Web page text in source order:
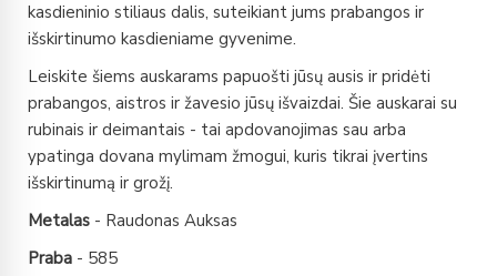
kasdieninio stiliaus dalis, suteikiant jums prabangos ir
išskirtinumo kasdieniame gyvenime.
Leiskite šiems auskarams papuošti jūsų ausis ir pridėti
prabangos, aistros ir žavesio jūsų išvaizdai. Šie auskarai su
rubinais ir deimantais - tai apdovanojimas sau arba
ypatinga dovana mylimam žmogui, kuris tikrai įvertins
išskirtinumą ir grožį.
Metalas - Raudonas Auksas
Praba - 585